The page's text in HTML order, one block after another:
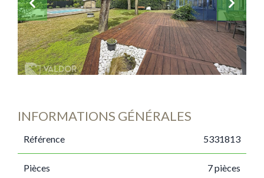
INFORMATIONS GÉNÉRALES
Référence 5331813
Pièces 7 pièces